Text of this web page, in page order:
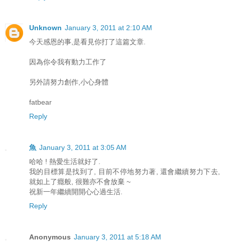
Unknown January 3, 2011 at 2:10 AM
今天感恩的事,是看見你打了這篇文章.
因為你令我有動力工作了
另外請努力創作,小心身體
fatbear
Reply
魚 January 3, 2011 at 3:05 AM
哈哈 ! 熱愛生活就好了.
我的目標算是找到了, 目前不停地努力著, 還會繼續努力下去,
就如上了癮般, 很難亦不會放棄 ~
祝新一年繼續開開心心過生活.
Reply
Anonymous January 3, 2011 at 5:18 AM